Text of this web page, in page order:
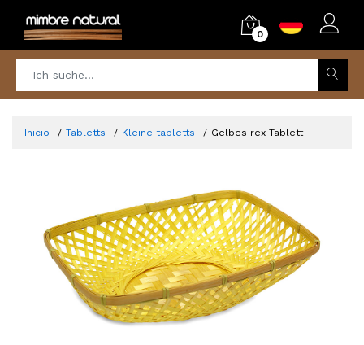
0
Inicio Tabletts Kleine tabletts Gelbes rex Tablett